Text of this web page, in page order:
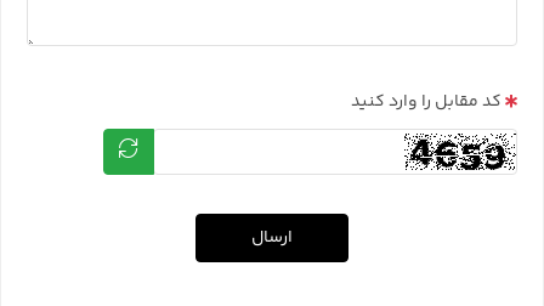
کد مقابل را وارد کنید
ارسال